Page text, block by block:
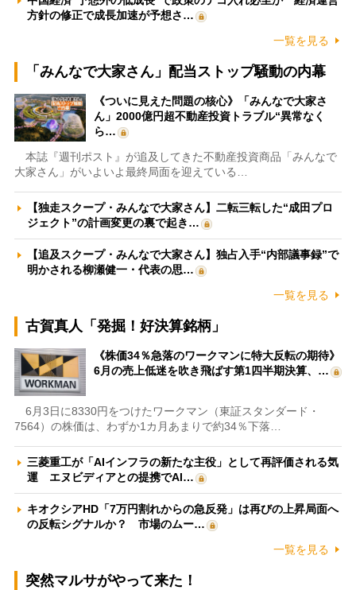
方針の修正で成長加速が予想さ…
一覧を見る
「みんなで大家さん」配当ストップ騒動の内幕
《ついに見えた問題の核心》「みんなで大家さ
ん」2000億円超不動産投資トラブル“異常なく
ら…
本誌『週刊ポスト』が追及してきた不動産投資商品「みんなで
大家さん」がいよいよ最終局面を迎えている…
【独走スクープ・みんなで大家さん】二転三転した“成田プロ
ジェクト”の計画変更の裏で起き…
【追及スクープ・みんなで大家さん】独占入手“内部議事録”で
明かされる柳瀬健一・代表の思…
一覧を見る
古賀真人「発掘！好決算銘柄」
《株価34％急落のワークマンに特大反転の期待》
6月の売上低迷を吹き飛ばす第1四半期決算、…
6月3日に8330円をつけたワークマン（東証スタンダード・
7564）の株価は、わずか1カ月あまりで約34％下落…
三菱重工が「AIインフラの新たな主役」として再評価される気
運 エヌビディアとの提携でAI…
キオクシアHD「7万円割れからの急反発」は再びの上昇局面へ
の反転シグナルか？ 市場のムー…
一覧を見る
突然マルサがやって来た！